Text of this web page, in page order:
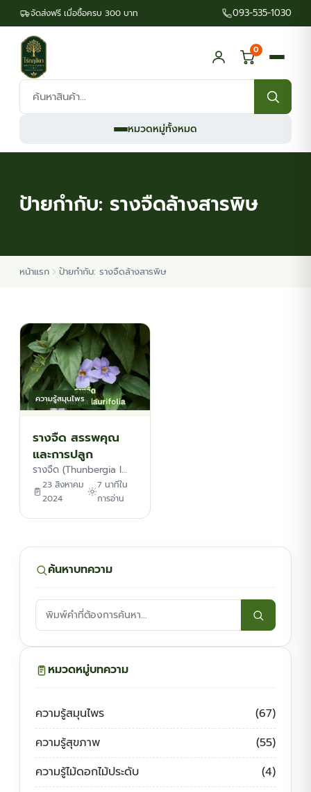
จัดส่งฟรี เมื่อซื้อครบ 300 บาท 093-535-1030
ค้นหา
สินค้า:
0
หมวดหมู่ทั้งหมด
ต้นพันธุ์สมุนไพร
ต้นพันธุ์ไม้ป่า
ป้ายกำกับ: รางจืดล้างสารพิษ
หน้าแรก ป้ายกำกับ: รางจืดล้างสารพิษ
ความรู้สมุนไพร
รางจืด สรรพคุณ
และการปลูก
รางจืด (Thunbergia l…
23 สิงหาคม
2024
7 นาทีใน
การอ่าน
ค้นหาบทความ
ค้นหา
บทความ:
หมวดหมู่บทความ
ความรู้สมุนไพร
(67)
ความรู้สุขภาพ
(55)
ความรู้ไม้ดอกไม้ประดับ
(4)